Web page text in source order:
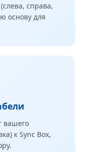
справа,
основу для
вашего
к Sync Box,